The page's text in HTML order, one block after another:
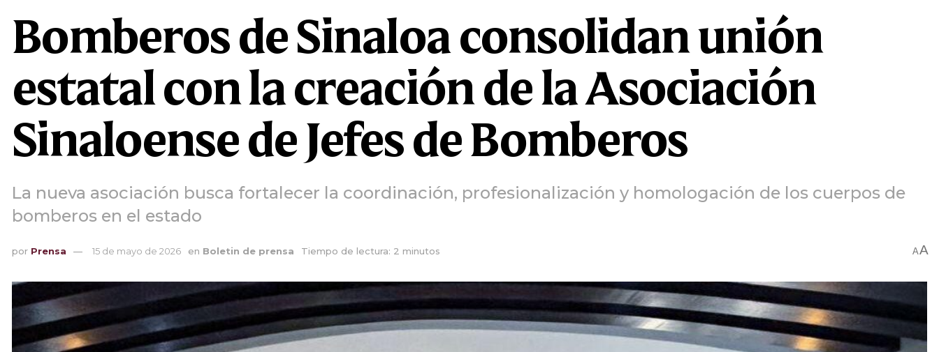
Bomberos de Sinaloa consolidan unión
estatal con la creación de la Asociación
Sinaloense de Jefes de Bomberos
La nueva asociación busca fortalecer la coordinación, profesionalización y homologación de los cuerpos de
bomberos en el estado
por Prensa 15 de mayo de 2026 en Boletin de prensa Tiempo de lectura: 2 minutos AA